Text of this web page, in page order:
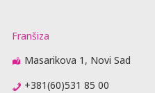
Franšiza
Masarikova 1, Novi Sad
+381(60)531 85 00